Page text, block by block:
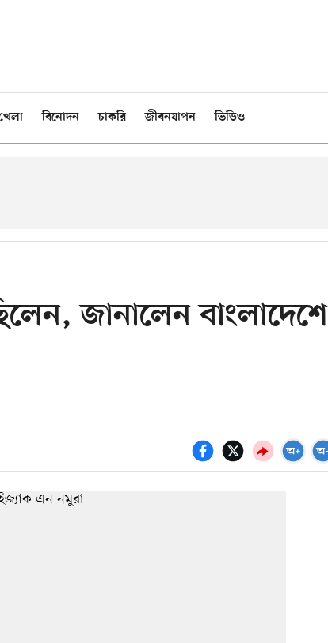
বিনোদন চাকরি জীবনযাপন ভিডিও
জানালেন বাংলাদেশে